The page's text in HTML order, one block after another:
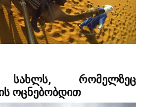
სახლს, რომელზეც
ოცნებობდით